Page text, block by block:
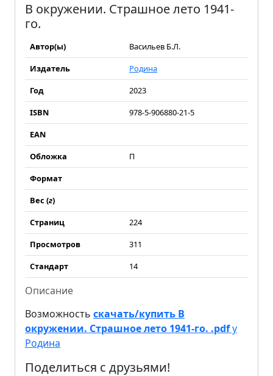
В окружении. Страшное лето 1941-
го.
Автор(ы)
Васильев Б.Л.
Издатель
Родина
Год
2023
ISBN
978-5-906880-21-5
EAN
Обложка
П
Формат
Вес (г)
Страниц
224
Просмотров
311
Стандарт
14
Описание
Возможность скачать/купить В
окружении. Страшное лето 1941-го. .pdfу
Родина
Поделиться с друзьями!